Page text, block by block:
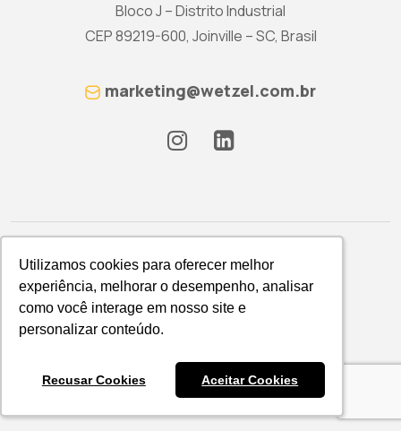
Utilizamos cookies para oferecer melhor
experiência, melhorar o desempenho, analisar
como você interage em nosso site e
personalizar conteúdo.
Recusar Cookies Aceitar Cookies
Utilizamos cookies para oferecer melhor
experiência, melhorar o desempenho, analisar
como você interage em nosso site e
personalizar conteúdo.
Recusar Cookies Aceitar Cookies
Bloco J – Distrito Industrial
CEP 89219-600, Joinville – SC, Brasil
marketing@wetzel.com.br
Política de Privacidade